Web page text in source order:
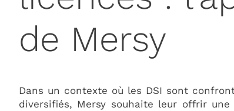
de Mersy
Dans un contexte où les DSI sont
diversifiés, Mersy souhaite leur offrir